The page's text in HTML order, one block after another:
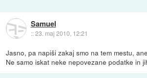
Samuel
::23. maj 2010, 12:21
Jasno, pa napiši zakaj smo na tem mestu,
Ne samo iskat neke nepovezane podatke in